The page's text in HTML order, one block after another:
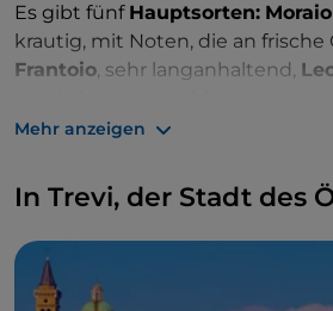
Es gibt fünf Hauptsorten:
krautig, mit Noten, die an frische
Frantoio, sehr langanhaltend,
San Felice mit Noten
Geschmack und das
süße
Noten.
Mehr anzeigen
In Trevi, der Stadt des